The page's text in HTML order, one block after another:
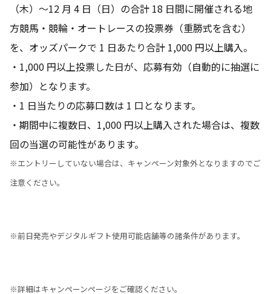
（木）～12 月 4 日（日）の合計 18 日間に開催される地
方競馬・競輪・オートレースの投票券（重勝式を含む）
を、オッズパークで 1 日あたり合計 1,000 円以上購入。
・1,000 円以上投票した日が、応募有効（自動的に抽選に
参加）となります。
・1 日当たりの応募口数は 1 口となります。
・期間中に複数日、1,000 円以上購入された場合は、複数
回の当選の可能性があります。
※エントリーしていない場合は、キャンペーン対象外となりますのでご
注意ください。
※前日発売やデジタルギフト使用可能店舗等の諸条件があります。
※詳細はキャンペーンページをご確認ください。